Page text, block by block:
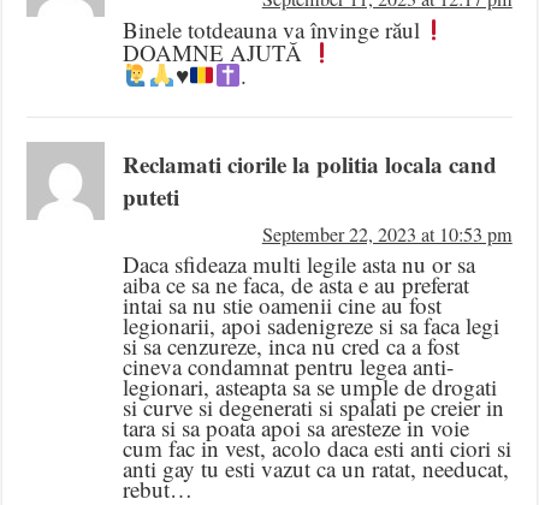
Binele totdeauna va învinge răul
DOAMNE AJUTĂ
♥️ .
Reclamati ciorile la politia locala cand
puteti
September 22, 2023 at 10:53 pm
Daca sfideaza multi legile asta nu or sa
aiba ce sa ne faca, de asta e au preferat
intai sa nu stie oamenii cine au fost
legionarii, apoi sadenigreze si sa faca legi
si sa cenzureze, inca nu cred ca a fost
cineva condamnat pentru legea anti-
legionari, asteapta sa se umple de drogati
si curve si degenerati si spalati pe creier in
tara si sa poata apoi sa aresteze in voie
cum fac in vest, acolo daca esti anti ciori si
anti gay tu esti vazut ca un ratat, needucat,
rebut…